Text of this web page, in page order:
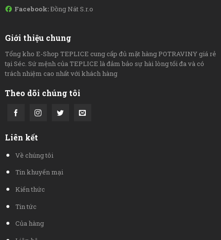
Facebook:Đồng Nát S.r.o
Giới thiệu chung
Tổng kho E-Shop TEPLICE cung cấp đủ mặt hàng POTRAVINY giá rẻ
tại Séc. Sứ mệnh của TEPLICE là đảm bảo sự hài lòng tối đa và có
trách nhiệm cao nhất với khách hàng
Theo dõi chúng tôi
Liên kết
Về chúng tôi
Tin khuyến mại
Kiến thức
Tin tức
Của hàng